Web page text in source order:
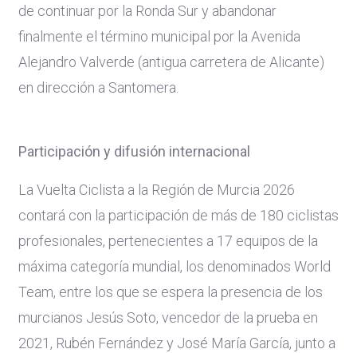
de continuar por la Ronda Sur y abandonar
finalmente el término municipal por la Avenida
Alejandro Valverde (antigua carretera de Alicante)
en dirección a Santomera.
Participación y difusión internacional
La Vuelta Ciclista a la Región de Murcia 2026
contará con la participación de más de 180 ciclistas
profesionales, pertenecientes a 17 equipos de la
máxima categoría mundial, los denominados World
Team, entre los que se espera la presencia de los
murcianos Jesús Soto, vencedor de la prueba en
2021, Rubén Fernández y José María García, junto a